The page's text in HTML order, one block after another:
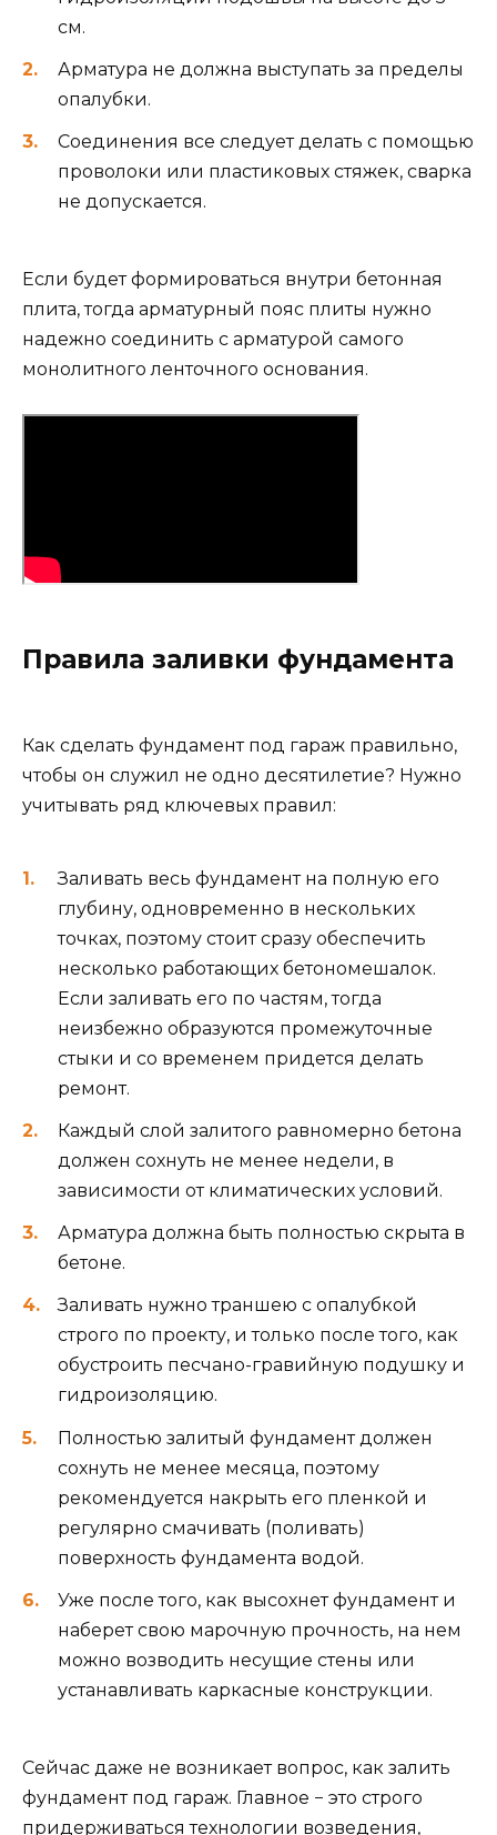
см.
Арматура не должна выступать за пределы
опалубки.
Соединения все следует делать с помощью
проволоки или пластиковых стяжек, сварка
не допускается.
Если будет формироваться внутри бетонная
плита, тогда арматурный пояс плиты нужно
надежно соединить с арматурой самого
монолитного ленточного основания.
Правила заливки фундамента
Как сделать фундамент под гараж правильно,
чтобы он служил не одно десятилетие? Нужно
учитывать ряд ключевых правил:
Заливать весь фундамент на полную его
глубину, одновременно в нескольких
точках, поэтому стоит сразу обеспечить
несколько работающих бетономешалок.
Если заливать его по частям, тогда
неизбежно образуются промежуточные
стыки и со временем придется делать
ремонт.
Каждый слой залитого равномерно бетона
должен сохнуть не менее недели, в
зависимости от климатических условий.
Арматура должна быть полностью скрыта в
бетоне.
Заливать нужно траншею с опалубкой
строго по проекту, и только после того, как
обустроить песчано-гравийную подушку и
гидроизоляцию.
Полностью залитый фундамент должен
сохнуть не менее месяца, поэтому
рекомендуется накрыть его пленкой и
регулярно смачивать (поливать)
поверхность фундамента водой.
Уже после того, как высохнет фундамент и
наберет свою марочную прочность, на нем
можно возводить несущие стены или
устанавливать каркасные конструкции.
Сейчас даже не возникает вопрос, как залить
фундамент под гараж. Главное − это строго
придерживаться технологии возведения,